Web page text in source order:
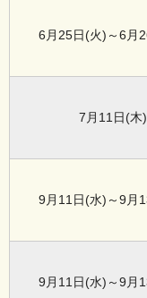
6月25日(火)～6月
7月11日(木)
9月11日(水)～9月
9月11日(水)～9月